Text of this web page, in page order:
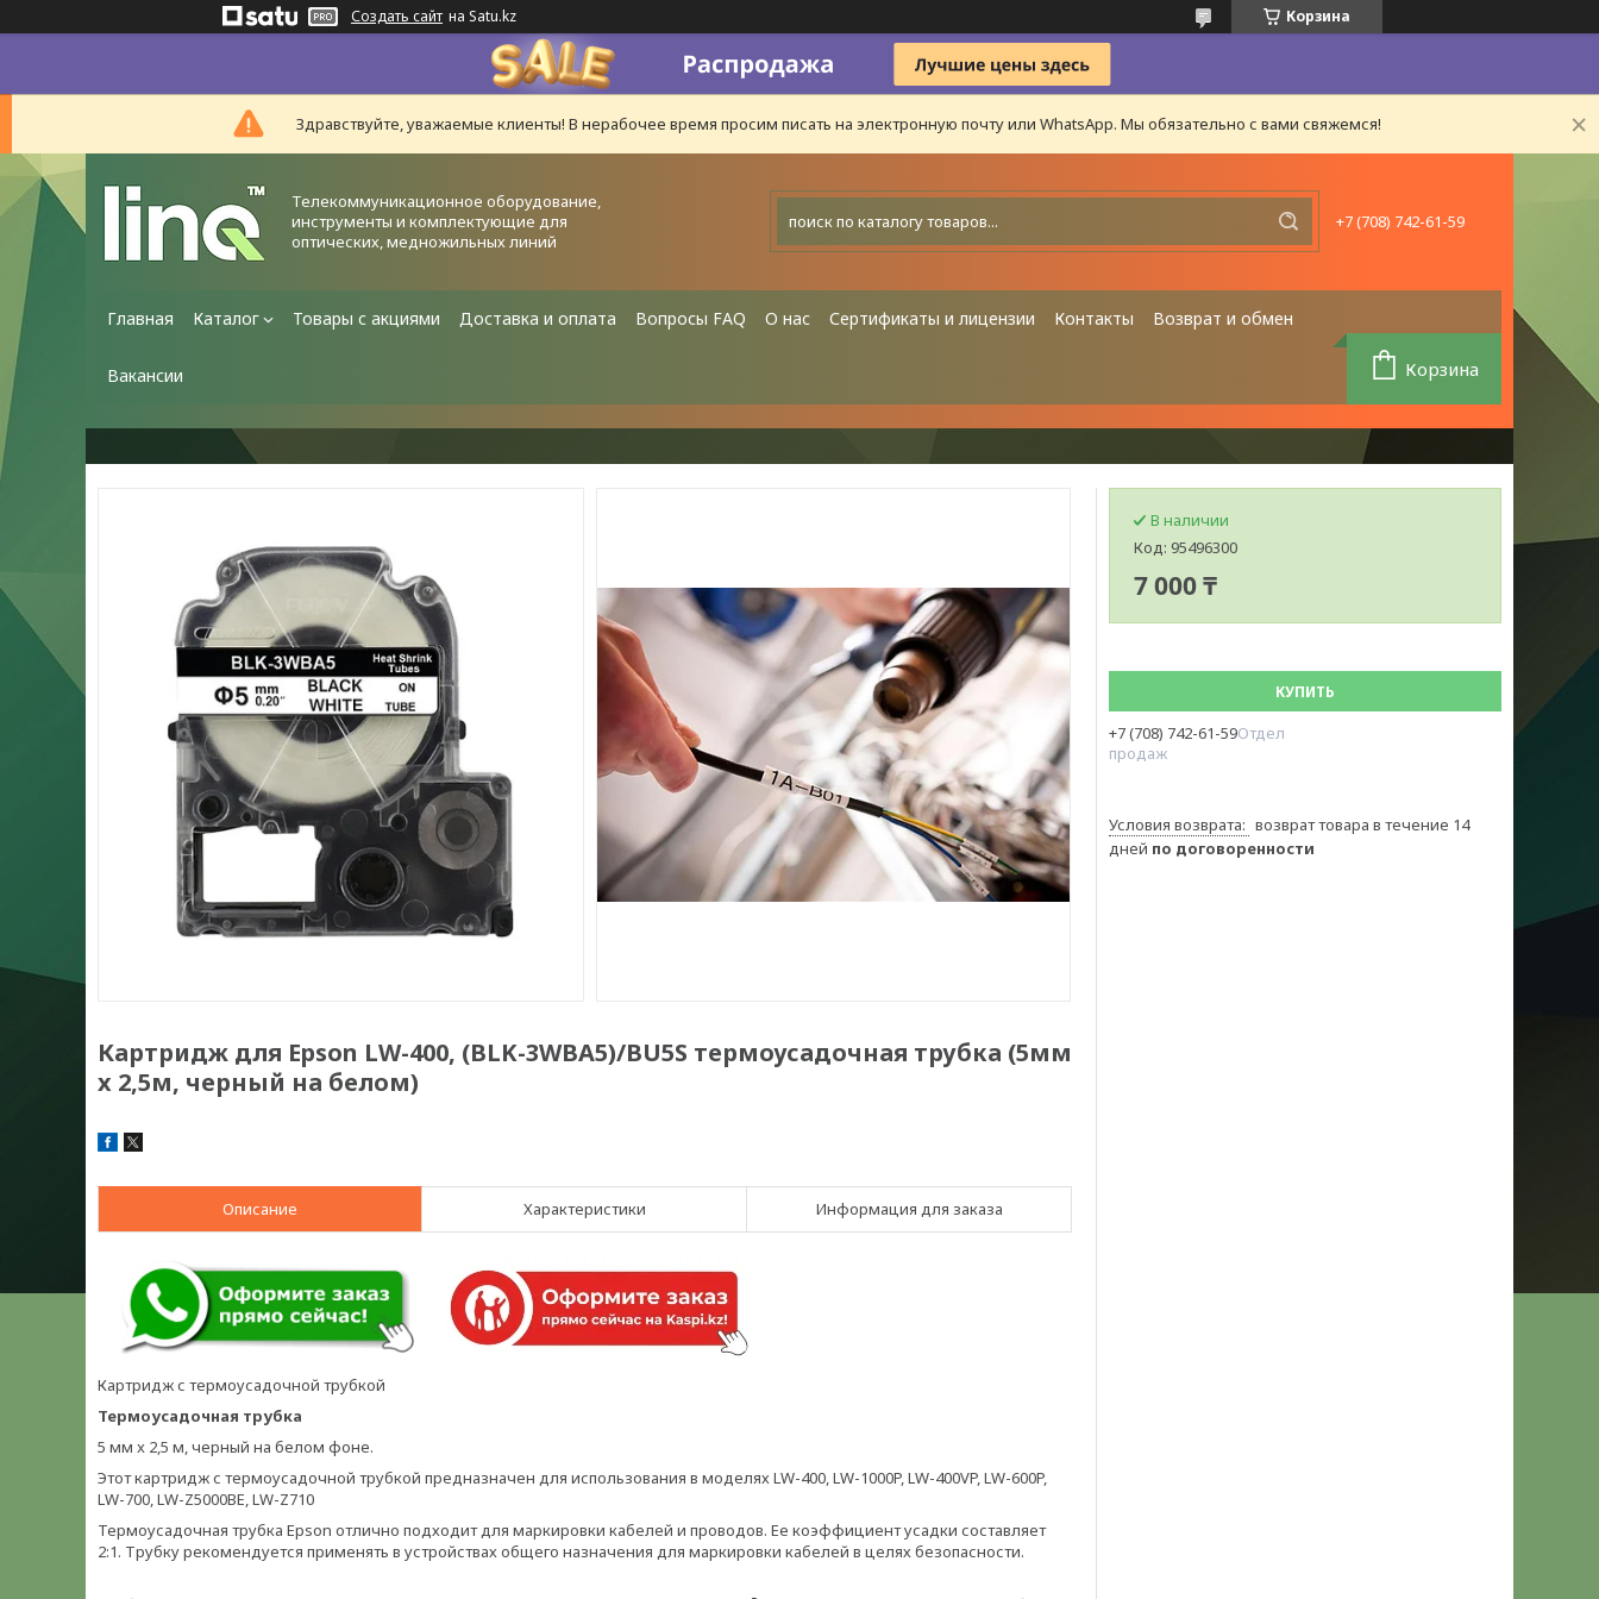
Создать сайт на Satu.kz Корзина
Здравствуйте, уважаемые клиенты! В нерабочее время просим писать на электронную почту или WhatsApp. Мы обязательно с вами свяжемся!
Телекоммуникационное оборудование,
инструменты и комплектующие для
оптических, медножильных линий
+7 (708) 742-61-59
Главная Каталог Товары с акциями Доставка и оплата Вопросы FAQ О нас Сертификаты и лицензии Контакты Возврат и обмен
Вакансии Корзина
Картридж для Epson LW-400, (BLK-3WBA5)/BU5S термоусадочная трубка (5мм
x 2,5м, черный на белом)
Описание Характеристики Информация для заказа
Картридж с термоусадочной трубкой
Термоусадочная трубка
5 мм x 2,5 м, черный на белом фоне.
Этот картридж с термоусадочной трубкой предназначен для использования в моделях LW-400, LW-1000P, LW-400VP, LW-600P,
LW-700, LW-Z5000BE, LW-Z710
Термоусадочная трубка Epson отлично подходит для маркировки кабелей и проводов. Ее коэффициент усадки составляет
2:1. Трубку рекомендуется применять в устройствах общего назначения для маркировки кабелей в целях безопасности.
В наличии
Код: 95496300
7 000 ₸
КУПИТЬ
+7 (708) 742-61-59Отдел
продаж
возврат товара в течение 14
дней по договоренности